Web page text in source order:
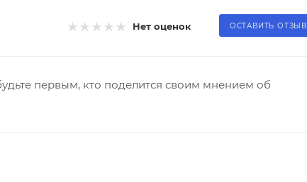
Нет оценок ОСТАВИТЬ ОТЗЫВ
первым, кто поделится своим мнением об